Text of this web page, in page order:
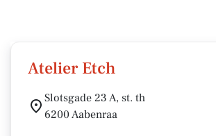
Atelier Etch
Slotsgade 23 A, st. th
6200 Aabenraa